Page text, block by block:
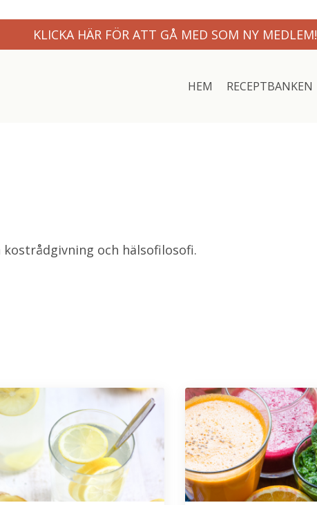
KLICKA HÄR FÖR ATT GÅ MED SOM NY MEDLEM!
HEM RECEPTBANKEN
och hälsofilosofi.